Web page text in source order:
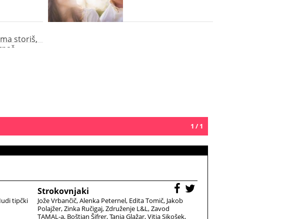
storiš,
1 / 1
tipčki
Strokovnjaki
Jože Vrbančič Alenka Peternel Edita Tomič Jakob
Polajžer Zinka Ručigaj Združenje L&L Zavod
TAMAL-a Boštjan Šifrer Tanja Glažar Vitja Sikošek